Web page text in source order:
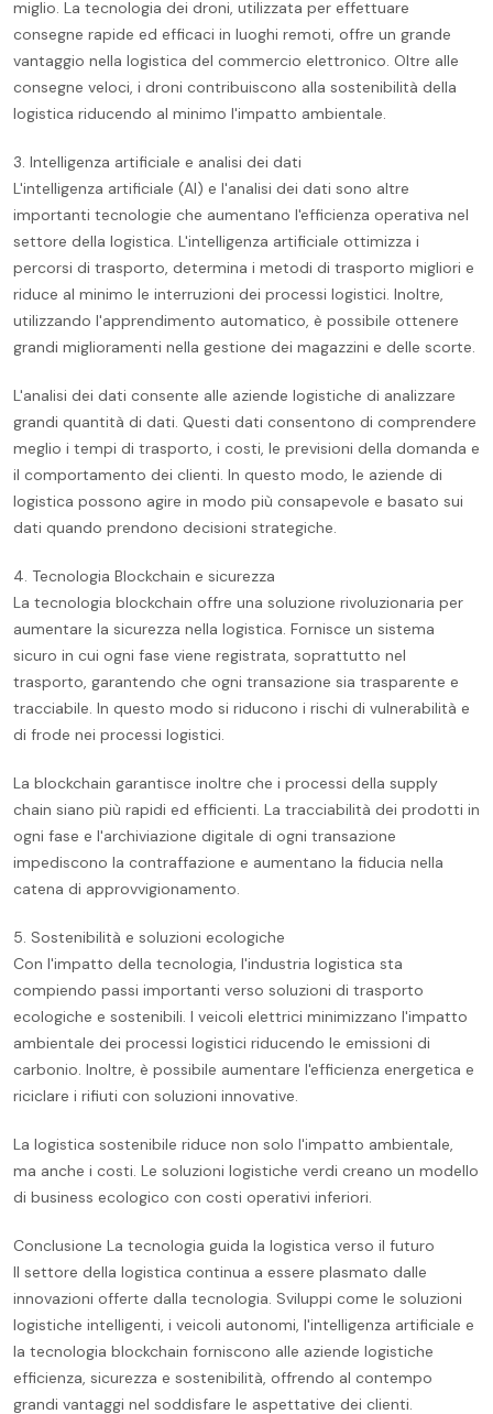
miglio. La tecnologia dei droni, utilizzata per effettuare
consegne rapide ed efficaci in luoghi remoti, offre un grande
vantaggio nella logistica del commercio elettronico. Oltre alle
consegne veloci, i droni contribuiscono alla sostenibilità della
logistica riducendo al minimo l'impatto ambientale.
3. Intelligenza artificiale e analisi dei dati
L'intelligenza artificiale (AI) e l'analisi dei dati sono altre
importanti tecnologie che aumentano l'efficienza operativa nel
settore della logistica. L'intelligenza artificiale ottimizza i
percorsi di trasporto, determina i metodi di trasporto migliori e
riduce al minimo le interruzioni dei processi logistici. Inoltre,
utilizzando l'apprendimento automatico, è possibile ottenere
grandi miglioramenti nella gestione dei magazzini e delle scorte.
L'analisi dei dati consente alle aziende logistiche di analizzare
grandi quantità di dati. Questi dati consentono di comprendere
meglio i tempi di trasporto, i costi, le previsioni della domanda e
il comportamento dei clienti. In questo modo, le aziende di
logistica possono agire in modo più consapevole e basato sui
dati quando prendono decisioni strategiche.
4. Tecnologia Blockchain e sicurezza
La tecnologia blockchain offre una soluzione rivoluzionaria per
aumentare la sicurezza nella logistica. Fornisce un sistema
sicuro in cui ogni fase viene registrata, soprattutto nel
trasporto, garantendo che ogni transazione sia trasparente e
tracciabile. In questo modo si riducono i rischi di vulnerabilità e
di frode nei processi logistici.
La blockchain garantisce inoltre che i processi della supply
chain siano più rapidi ed efficienti. La tracciabilità dei prodotti in
ogni fase e l'archiviazione digitale di ogni transazione
impediscono la contraffazione e aumentano la fiducia nella
catena di approvvigionamento.
5. Sostenibilità e soluzioni ecologiche
Con l'impatto della tecnologia, l'industria logistica sta
compiendo passi importanti verso soluzioni di trasporto
ecologiche e sostenibili. I veicoli elettrici minimizzano l'impatto
ambientale dei processi logistici riducendo le emissioni di
carbonio. Inoltre, è possibile aumentare l'efficienza energetica e
riciclare i rifiuti con soluzioni innovative.
La logistica sostenibile riduce non solo l'impatto ambientale,
ma anche i costi. Le soluzioni logistiche verdi creano un modello
di business ecologico con costi operativi inferiori.
Conclusione La tecnologia guida la logistica verso il futuro
Il settore della logistica continua a essere plasmato dalle
innovazioni offerte dalla tecnologia. Sviluppi come le soluzioni
logistiche intelligenti, i veicoli autonomi, l'intelligenza artificiale e
la tecnologia blockchain forniscono alle aziende logistiche
efficienza, sicurezza e sostenibilità, offrendo al contempo
grandi vantaggi nel soddisfare le aspettative dei clienti.